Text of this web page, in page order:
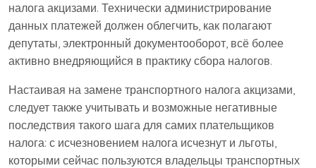
налога акцизами. Технически администрирование
данных платежей должен облегчить, как полагают
депутаты, электронный документооборот, всё более
активно внедряющийся в практику сбора налогов.
Настаивая на замене транспортного налога акцизами,
следует также учитывать и возможные негативные
последствия такого шага для самих плательщиков
налога: с исчезновением налога исчезнут и льготы,
которыми сейчас пользуются владельцы транспортных